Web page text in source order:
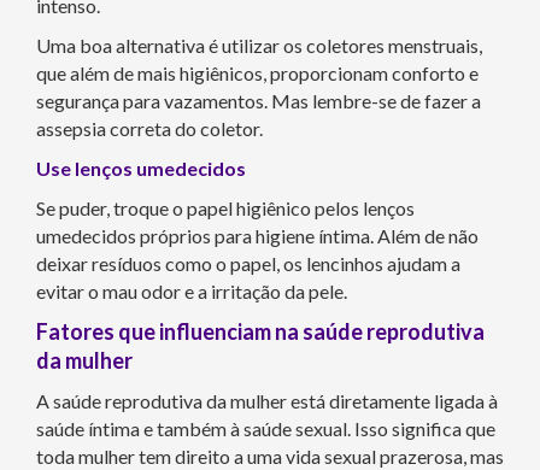
intenso.
Uma boa alternativa é utilizar os coletores menstruais,
que além de mais higiênicos, proporcionam conforto e
segurança para vazamentos. Mas lembre-se de fazer a
assepsia correta do coletor.
Use lenços umedecidos
Se puder, troque o papel higiênico pelos lenços
umedecidos próprios para higiene íntima. Além de não
deixar resíduos como o papel, os lencinhos ajudam a
evitar o mau odor e a irritação da pele.
Fatores que influenciam na saúde reprodutiva
da mulher
A saúde reprodutiva da mulher está diretamente ligada à
saúde íntima e também à saúde sexual. Isso significa que
toda mulher tem direito a uma vida sexual prazerosa, mas